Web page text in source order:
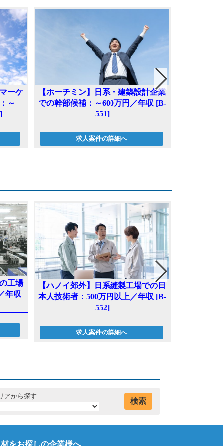
ーケ
～
【ホーチミン】日系・建築設計企業
での幹部候補：～600万円／年収 [B-
551]
求人案件の詳細へ
工場
年収
【ハノイ郊外】日系縫製工場での日
本人技術者：500万円以上／年収 [B-
552]
求人案件の詳細へ
アから探す
検索
をお探しの企業様へ